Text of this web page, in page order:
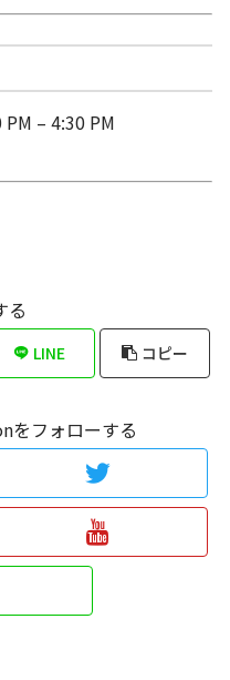
PM –4:30 PM
る
LINE コピー
をフォローする